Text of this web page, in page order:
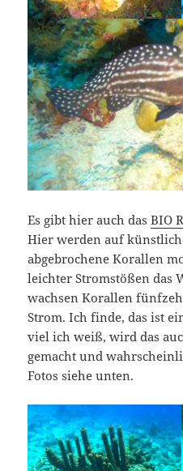
Es gibt hier auch dasBIO
Hier werden auf
abgebrochene Korallen
leichter Stromstößen das
wachsen Korallen
Strom. Ich finde, das ist
viel ich weiß, wird das
gemacht und
Fotos siehe unten.